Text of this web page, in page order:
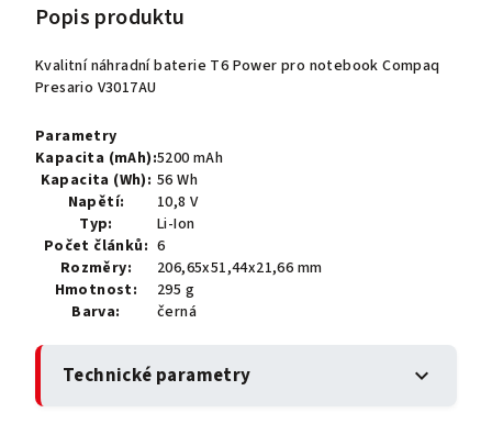
Popis produktu
Kvalitní náhradní baterie T6 Power pro notebook Compaq
Presario V3017AU
Parametry
Kapacita (mAh):5200 mAh
Kapacita (Wh): 56 Wh
Napětí:
10,8 V
Typ:
Li-Ion
Počet článků: 6
Rozměry:
206,65x51,44x21,66 mm
Hmotnost:
295 g
Barva:
černá
Technické parametry expand_more